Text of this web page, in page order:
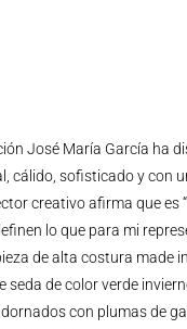
José María García ha
cálido, sofisticado y con
creativo afirma que es
lo que para mi
de alta costura made in
seda de color verde
con plumas de